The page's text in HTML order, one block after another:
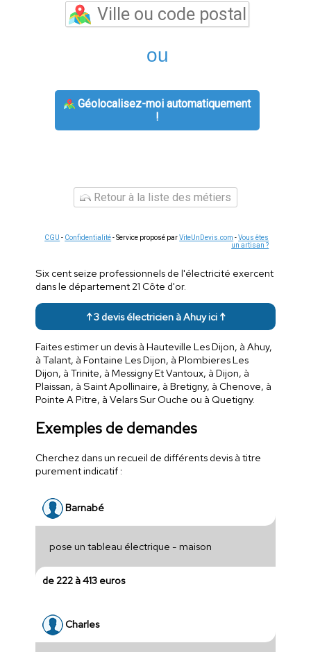
ou
Géolocalisez-moi automatiquement
!
Retour à la liste des métiers
CGU - Confidentialité- Service proposé parViteUnDevis.com -Vous êtes
un artisan ?
Six cent seize professionnels de l'électricité exercent
dans le département 21 Côte d'or.
↑ 3 devis électricien à Ahuy ici ↑
Faites estimer un devis à Hauteville Les Dijon, à Ahuy,
à Talant, à Fontaine Les Dijon, à Plombieres Les
Dijon, à Trinite, à Messigny Et Vantoux, à Dijon, à
Plaissan, à Saint Apollinaire, à Bretigny, à Chenove, à
Pointe A Pitre, à Velars Sur Ouche ou à Quetigny.
Exemples de demandes
Cherchez dans un recueil de différents devis à titre
purement indicatif :
Barnabé
pose un tableau électrique - maison
de 222 à 413 euros
Charles